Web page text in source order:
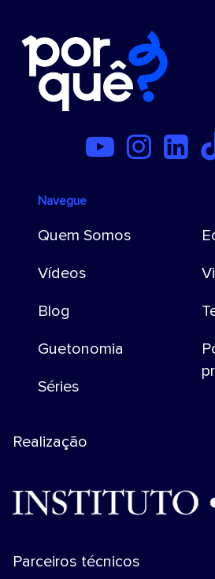
Navegue
Quem Somos
Vídeos
Blog
Guetonomia
Séries
Realização
Parceiros técnicos